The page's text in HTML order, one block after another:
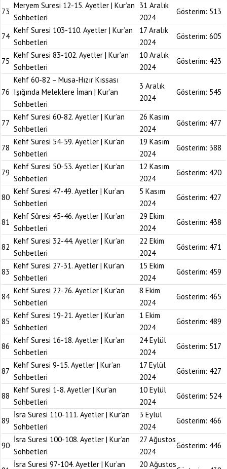
73
Meryem Suresi 12-15. Ayetler | Kur’an
Sohbetleri
31 Aralık
2024
Gösterim: 513
74
Kehf Suresi 103-110. Ayetler | Kur’an
Sohbetleri
17 Aralık
2024
Gösterim: 605
75
Kehf Suresi 83-102. Ayetler | Kur’an
Sohbetleri
10 Aralık
2024
Gösterim: 423
76
Kehf 60-82 – Musa-Hızır Kıssası
Işığında Meleklere İman | Kur’an
Sohbetleri
3 Aralık
2024
Gösterim: 545
77
Kehf Suresi 60-82. Ayetler | Kur’an
Sohbetleri
26 Kasım
2024
Gösterim: 477
78
Kehf Suresi 54-59. Ayetler | Kur’an
Sohbetleri
19 Kasım
2024
Gösterim: 388
79
Kehf Suresi 50-53. Ayetler | Kur’an
Sohbetleri
12 Kasım
2024
Gösterim: 420
80
Kehf Suresi 47-49. Ayetler | Kur’an
Sohbetleri
5 Kasım
2024
Gösterim: 427
81
Kehf Sûresi 45-46. Ayetler | Kur’an
Sohbetleri
29 Ekim
2024
Gösterim: 438
82
Kehf Suresi 32-44. Ayetler | Kur’an
Sohbetleri
22 Ekim
2024
Gösterim: 471
83
Kehf Suresi 27-31. Ayetler | Kur’an
Sohbetleri
15 Ekim
2024
Gösterim: 459
84
Kehf Suresi 22-26. Ayetler | Kur’an
Sohbetleri
8 Ekim
2024
Gösterim: 465
85
Kehf Suresi 19-21. Ayetler | Kur’an
Sohbetleri
1 Ekim
2024
Gösterim: 489
86
Kehf Suresi 16-18. Ayetler | Kur’an
Sohbetleri
24 Eylül
2024
Gösterim: 517
87
Kehf Suresi 9-15. Ayetler | Kur’an
Sohbetleri
17 Eylül
2024
Gösterim: 427
88
Kehf Suresi 1-8. Ayetler | Kur’an
Sohbetleri
10 Eylül
2024
Gösterim: 524
89
İsra Suresi 110-111. Ayetler | Kur’an
Sohbetleri
3 Eylül
2024
Gösterim: 466
90
İsra Suresi 100-108. Ayetler | Kur’an
Sohbetleri
27 Ağustos
2024
Gösterim: 446
İsra Suresi 97-104. Ayetler | Kur’an
20 Ağustos